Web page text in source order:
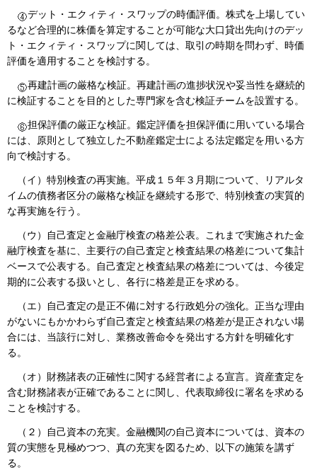
デット・エクィティ・スワップの時価評価。株式を上場してい
るなど合理的に株価を算定することが可能な大口貸出先向けのデッ
ト・エクィティ・スワップに関しては、取引の時期を問わず、時価
評価を適用することを検討する。
再建計画の厳格な検証。再建計画の進捗状況や妥当性を継続的
に検証することを目的とした専門家を含む検証チームを設置する。
担保評価の厳正な検証。鑑定評価を担保評価に用いている場合
には、原則として独立した不動産鑑定士による法定鑑定を用いる方
向で検討する。
（イ）特別検査の再実施。平成１５年３月期について、リアルタ
イムの債務者区分の厳格な検証を継続する形で、特別検査の実質的
な再実施を行う。
（ウ）自己査定と金融庁検査の格差公表。これまで実施された金
融庁検査を基に、主要行の自己査定と検査結果の格差について集計
ベースで公表する。自己査定と検査結果の格差については、今後定
期的に公表する扱いとし、各行に格差是正を求める。
（エ）自己査定の是正不備に対する行政処分の強化。正当な理由
がないにもかかわらず自己査定と検査結果の格差が是正されない場
合には、当該行に対し、業務改善命令を発出する方針を明確化す
る。
（オ）財務諸表の正確性に関する経営者による宣言。資産査定を
含む財務諸表が正確であることに関し、代表取締役に署名を求める
ことを検討する。
（２）自己資本の充実。金融機関の自己資本については、資本の
質の実態を見極めつつ、真の充実を図るため、以下の施策を講ず
る。